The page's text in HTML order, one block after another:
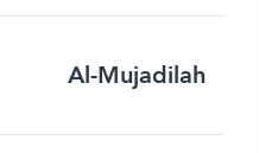
Al-Mujadilah